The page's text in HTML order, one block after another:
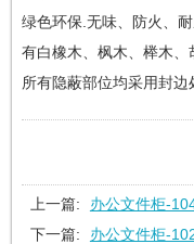
绿色环保.无味、防火、耐
有白橡木、枫木、榉木、
所有隐蔽部位均采用封
上一篇:
办公文件柜-
下一篇:
办公文件柜-